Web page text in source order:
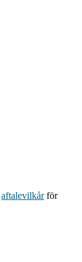
aftalevilkår för